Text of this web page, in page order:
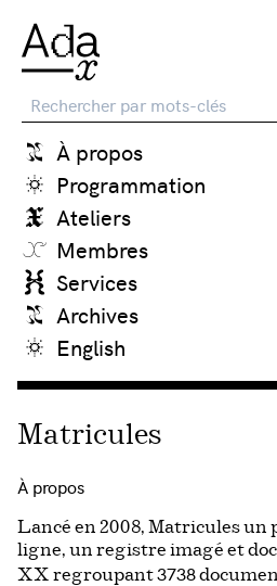
Recherche
À propos
Programmation
Ateliers
Membres
Services
Archives
English
Matricules
À propos
Lancé en 2008, Matricules un
ligne, un registre imagé et
XX regroupant3738